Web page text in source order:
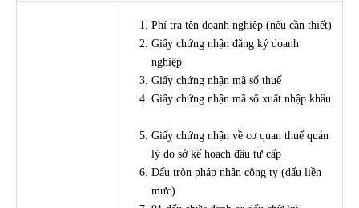
Phí tra tên doanh nghiệp (nếu cần thiết)
Giấy chứng nhận đăng ký doanh
nghiệp
Giấy chứng nhận mã số thuế
Giấy chứng nhận mã số xuất nhập khẩu
Giấy chứng nhận về cơ quan thuế quản
lý do sở kế hoach đầu tư cấp
Dấu tròn pháp nhân công ty (dấu liền
mực)